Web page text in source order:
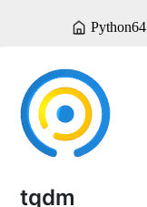
Python64
tqdm